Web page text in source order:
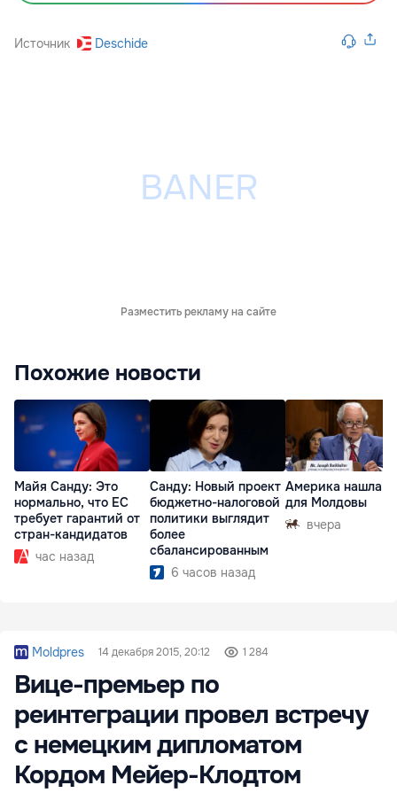
Источник Deschide
Разместить рекламу на сайте
Похожие новости
Майя Санду: Это
нормально, что ЕС
требует гарантий от
стран-кандидатов
час назад
Санду: Новый проект
бюджетно-налоговой
политики выглядит
более
сбалансированным
6 часов назад
Америка нашла
для Молдовы
вчера
Moldpres 14 декабря 2015, 20:12 1 284
Вице-премьер по
реинтеграции провел встречу
с немецким дипломатом
Кордом Мейер-Клодтом